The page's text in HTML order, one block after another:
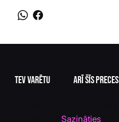
Tev varētu arī šīs preces
Sazināties